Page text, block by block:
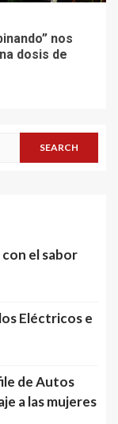
nos
dosis de
el sabor
Eléctricos e
de Autos
a las mujeres